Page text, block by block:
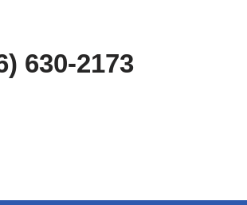
630-2173